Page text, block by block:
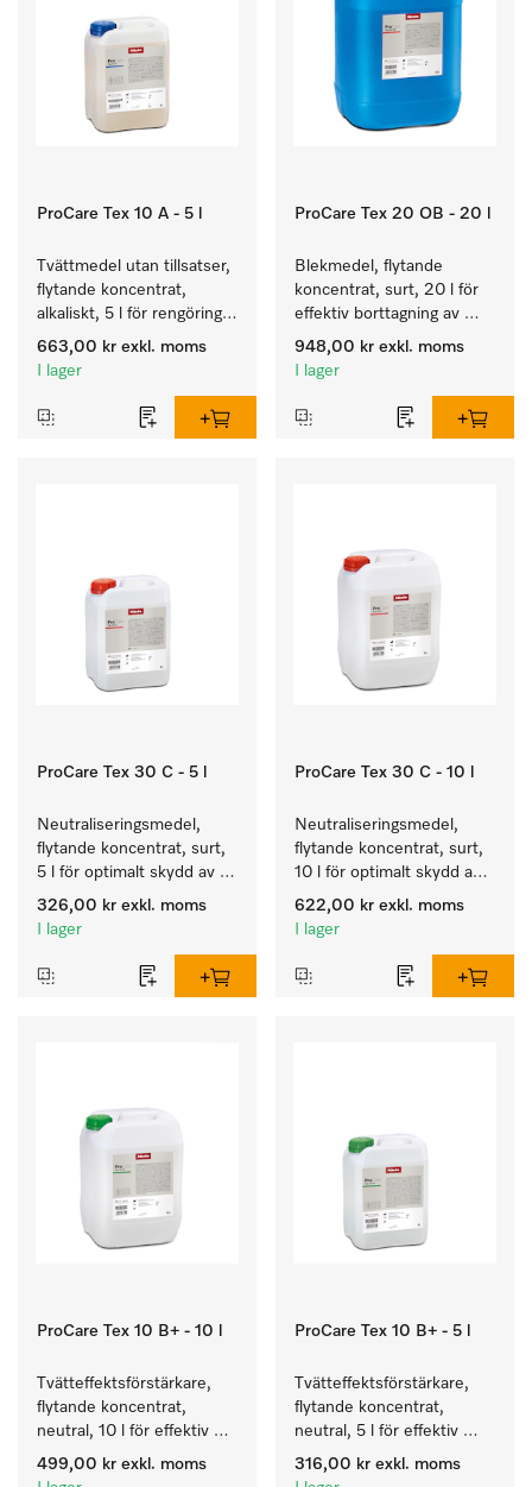
ProCare Tex 10 A - 5 l
Tvättmedel utan tillsatser,
flytande koncentrat,
alkaliskt, 5 l för rengöring
av vittvätt och färgäkta
kulörtvätt.
663,00 kr exkl. moms
I lager
ProCare Tex 20 OB - 20 l
Blekmedel, flytande
koncentrat, surt, 20 l för
effektiv borttagning av
envisa fläckar.
948,00 kr exkl. moms
I lager
ProCare Tex 30 C - 5 l
Neutraliseringsmedel,
flytande koncentrat, surt,
5 l för optimalt skydd av
textilierna tack vare
pålitlig neutralisering.
326,00 kr exkl. moms
I lager
ProCare Tex 30 C - 10 l
Neutraliseringsmedel,
flytande koncentrat, surt,
10 l för optimalt skydd av
textilierna tack vare
pålitlig neutralisering.
622,00 kr exkl. moms
I lager
ProCare Tex 10 B+ - 10 l
Tvätteffektsförstärkare,
flytande koncentrat,
neutral, 10 l för effektiv
borttagning av fettbaserad
smuts.
499,00 kr exkl. moms
ProCare Tex 10 B+ - 5 l
Tvätteffektsförstärkare,
flytande koncentrat,
neutral, 5 l för effektiv
borttagning av fettbaserad
smuts.
316,00 kr exkl. moms